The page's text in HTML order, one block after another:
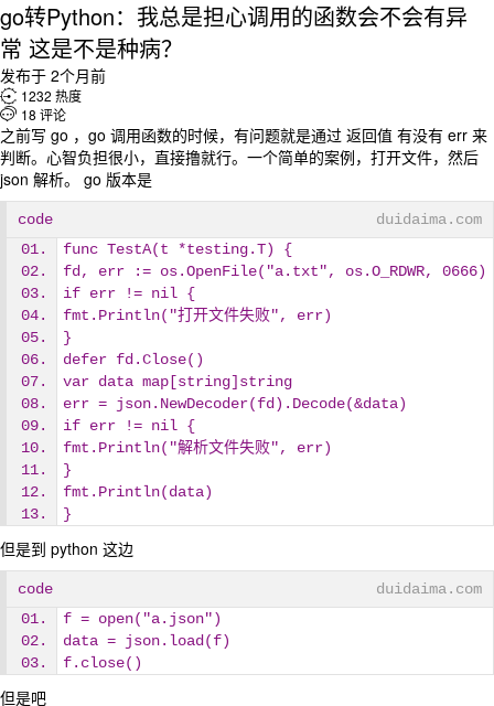
go转Python：我总是担心调用的函数会不会有异
常 这是不是种病？
发布于 2个月前
 1232 热度
 18 评论
之前写 go ，go 调用函数的时候，有问题就是通过 返回值 有没有 err 来
判断。心智负担很小，直接撸就行。一个简单的案例，打开文件，然后
json 解析。 go 版本是
code
duidaima.com
func TestA(t *testing.T) {
fd, err := os.OpenFile("a.txt", os.O_RDWR, 0666)
if err != nil {
fmt.Println("打开文件失败", err)
}
defer fd.Close()
var data map[string]string
err = json.NewDecoder(fd).Decode(&data)
if err != nil {
fmt.Println("解析文件失败", err)
}
fmt.Println(data)
}
但是到 python 这边
code
duidaima.com
f = open("a.json")
data = json.load(f)
f.close()
但是吧